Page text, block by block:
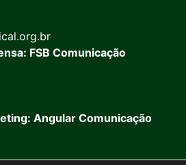
FSB Comunicação
Angular Comunicação